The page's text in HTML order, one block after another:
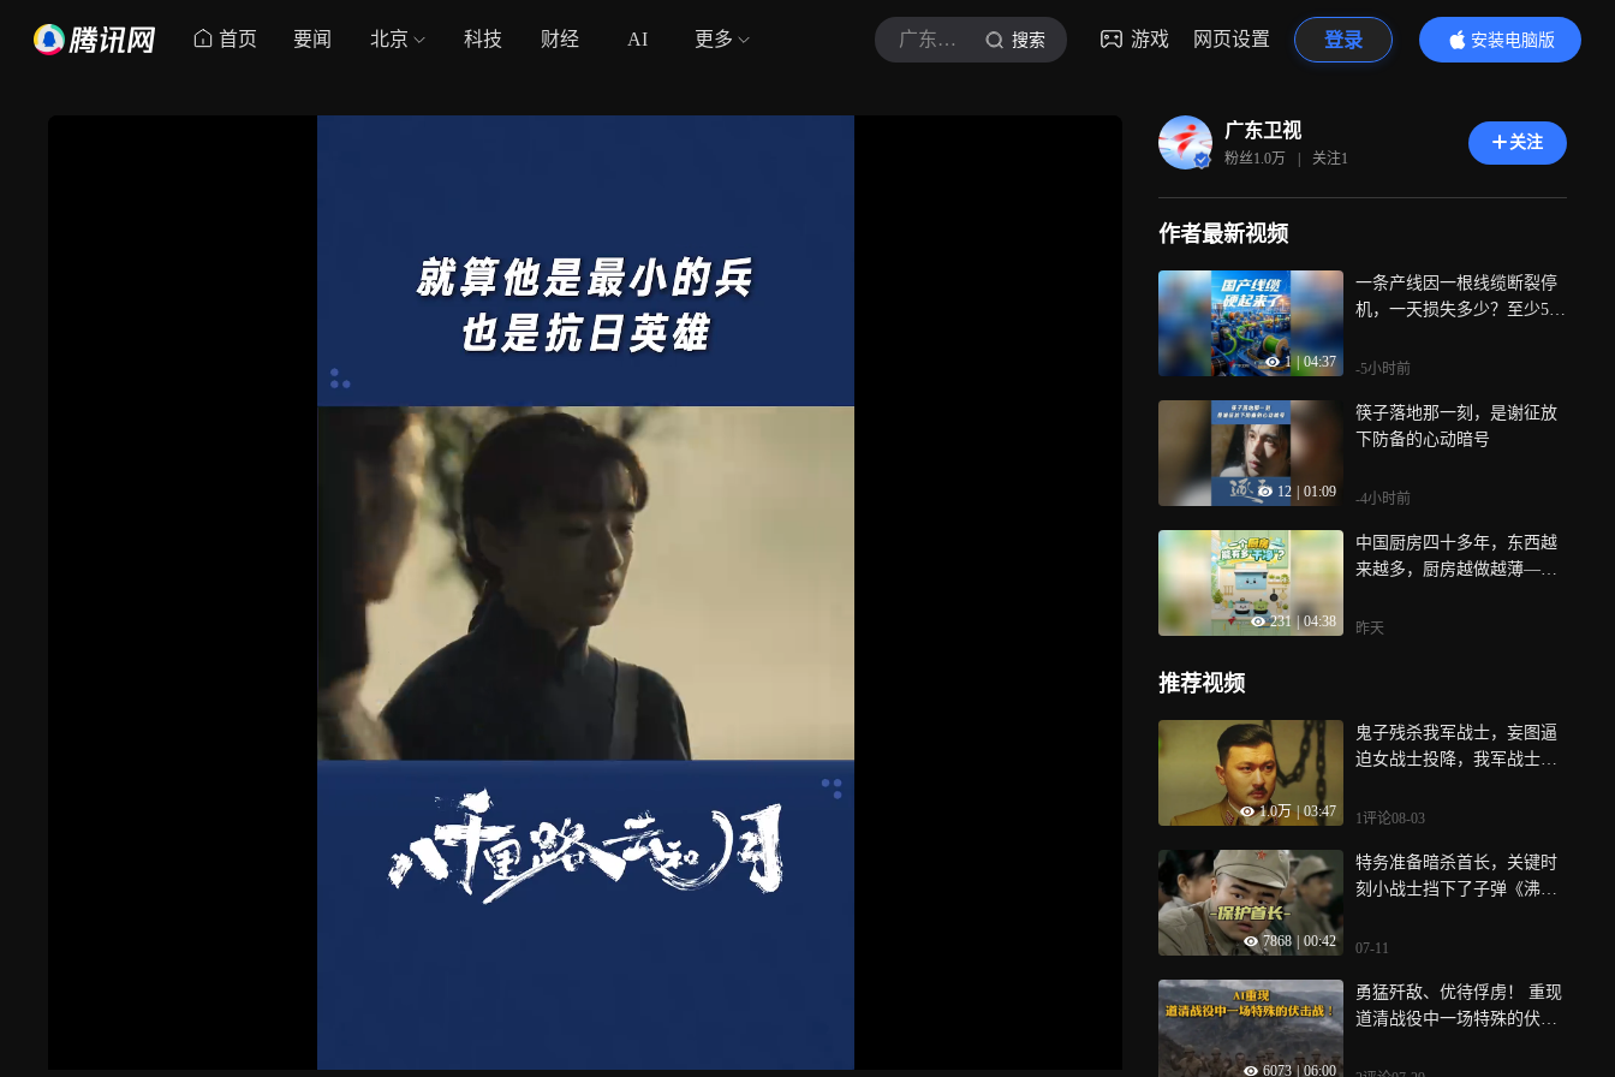
首页 要闻 北京 科技 财经 AI 更多 广东卫视 搜索 游戏 网页设置 登录
安装电脑版
内容更精彩
广东卫视
粉丝1.0万 | 关注1
关注
作者最新视频
1 | 04:37
一条产线因一根线缆断裂停
机，一天损失多少？至少500
线缆长期依赖进口，如今广
项专利、百万次弯折测试的
硬实力，把线缆寿命从5个月
万级停产损耗，从广州地铁
夫山泉灌装线到工业机器人
——国产拖链线缆已在千余
制造业500强，看广东制造如
-5小时前
12 01:09
筷子落地那一刻，是谢征放
下防备的心动暗号
-4小时前
231 04:38
中国厨房四十多年，东西越
来越多，厨房越做越薄——
点，油垢积在叶轮上，滤网
自清洁技术，叶轮清洁率做
到99%，当千年龙泉青瓷融
再只有油垢与噪音，还有东
何定义中国厨房的下一段进
化史
昨天
推荐视频
1.0万 | 03:47
鬼子残杀我军战士，妄图逼
迫女战士投降，我军战士宁
1评论08-03
7868 00:42
特务准备暗杀首长，关键时
刻小战士挡下了子弹《沸腾
07-11
6073 06:00
勇猛歼敌、优待俘虏！ 重现
道清战役中一场特殊的伏击